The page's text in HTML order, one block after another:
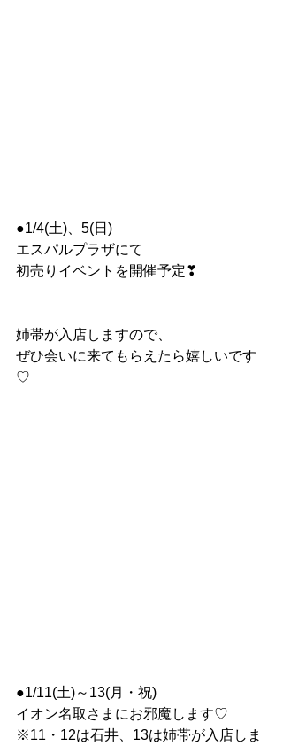
●1/4(土)、5(日)
エスパルプラザにて
初売りイベントを開催予定❣
姉帯が入店しますので、
ぜひ会いに来てもらえたら嬉しいです
♡
●1/11(土)～13(月・祝)
イオン名取さまにお邪魔します♡
※11・12は石井、13は姉帯が入店しま